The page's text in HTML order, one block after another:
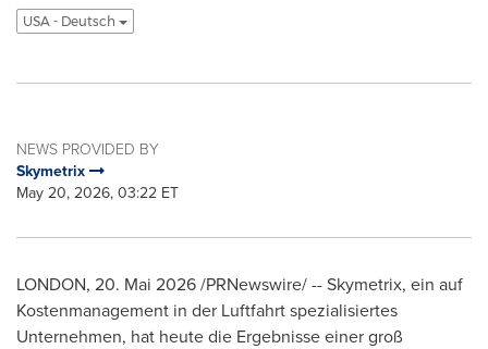
USA - Deutsch
NEWS PROVIDED BY
Skymetrix
May 20, 2026, 03:22 ET
LONDON, 20. Mai 2026/PRNewswire/ -- Skymetrix, ein auf
Kostenmanagement in der Luftfahrt spezialisiertes
Unternehmen, hat heute die Ergebnisse einer groß